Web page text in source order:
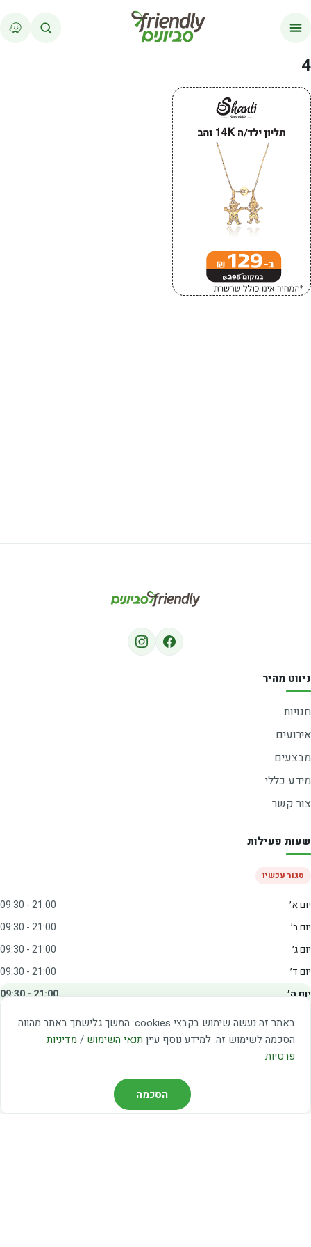
באתר זה נעשה שימוש בקבצי cookies. המשך גלישתך באתר מהווה
הסכמה לשימוש זה. למידע נוסף עיין תנאי השימוש / מדיניות
פרטיות
הסכמה
4
ניווט מהיר
חנויות
אירועים
מבצעים
מידע כללי
צור קשר
שעות פעילות
סגור עכשיו
יום א׳
09:30 - 21:00
יום ב׳
09:30 - 21:00
יום ג׳
09:30 - 21:00
יום ד׳
09:30 - 21:00
יום ה׳
09:30 - 21:00
09:00 - 15:00
שבת
20:00 - 23:00